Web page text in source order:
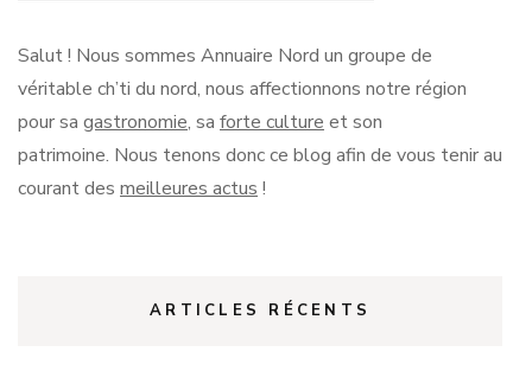
Salut ! Nous sommes Annuaire Nord un groupe de
véritable ch’ti du nord, nous affectionnons notre région
pour sa gastronomie, sa forte culture et son
patrimoine. Nous tenons donc ce blog afin de vous tenir au
courant des meilleures actus !
ARTICLES RÉCENTS